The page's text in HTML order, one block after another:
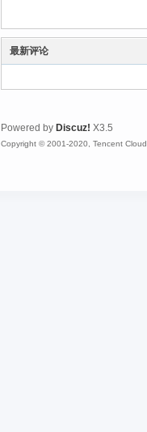
最新评论
Powered by Discuz! X3.5
Copyright © 2001-2020, Tencent Cloud.